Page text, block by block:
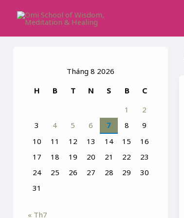
Tháng 8 2026
H
B T N S B
C
1
2
3
4 5 6 7 8
9
10
11 12 13 14 15
16
17
18 19 20 21 22
23
24
25 26 27 28 29
30
31
« Th7